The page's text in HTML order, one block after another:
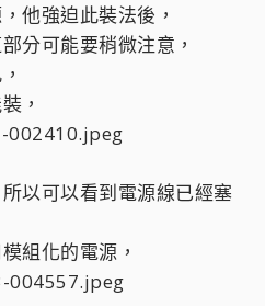
他強迫此裝法後，
分可能要稍微注意，
，
以可以看到電源線已經塞
組化的電源，